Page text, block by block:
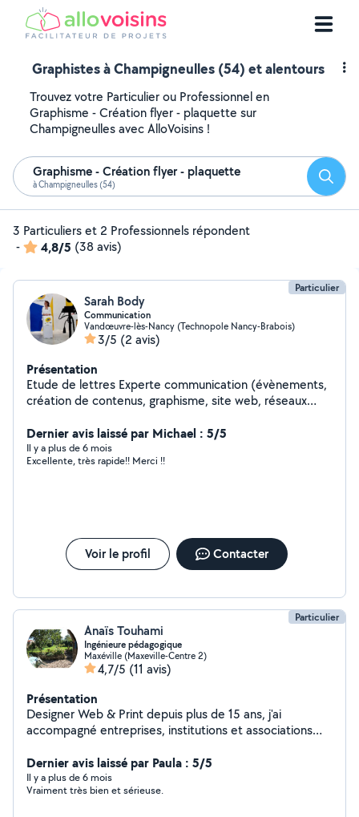
Graphistes à Champigneulles (54) et alentours
Trouvez votre Particulier ou Professionnel en
Graphisme - Création flyer - plaquette sur
Champigneulles avec AlloVoisins !
Graphisme - Création flyer - plaquette
à Champigneulles (54)
3 Particuliers et 2 Professionnels répondent
-
4,8/5 (38 avis)
Particulier
Sarah Body
Communication
Vandœuvre-lès-Nancy (Technopole Nancy-Brabois)
3/5 (2 avis)
Présentation
Etude de lettres Experte communication (évènements,
création de contenus, graphisme, site web, réseaux
retouche photos)
Dernier avis laissé par Michael : 5/5
Il y a plus de 6 mois
Excellente, très rapide!! Merci !!
Voir le profil Contacter
Particulier
Anaïs Touhami
Ingénieure pédagogique
Maxéville (Maxeville-Centre 2)
4,7/5 (11 avis)
Présentation
Designer Web & Print depuis plus de 15 ans, j'ai
accompagné entreprises, institutions et associations
Ingénieure pédagogique depuis plus de 6 ans, j'exerce
aujourd'hui à l'Université de Lorraine. Mon parcours varié
(e-commerce, web institutionnel, secteur associatif,
Dernier avis laissé par Paula : 5/5
Il y a plus de 6 mois
Vraiment très bien et sérieuse.